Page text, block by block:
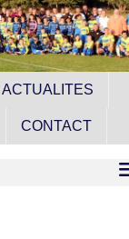
ACTUALITES
CONTACT